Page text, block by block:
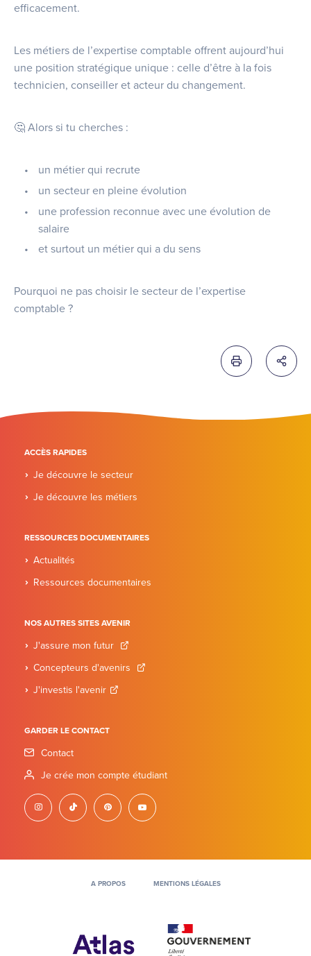
efficacement.
Les métiers de l’expertise comptable offrent aujourd’hui
une position stratégique unique : celle d’être à la fois
technicien, conseiller et acteur du changement.
🤔 Alors si tu cherches :
un métier qui recrute
un secteur en pleine évolution
une profession reconnue avec une évolution de
salaire
et surtout un métier qui a du sens
Pourquoi ne pas choisir le secteur de l’expertise
comptable ?
Imprimer cette
ACCÈS RAPIDES
Je découvre le secteur
Je découvre les métiers
RESSOURCES DOCUMENTAIRES
Actualités
Ressources documentaires
NOS AUTRES SITES AVENIR
J'assure mon futur
Concepteurs d'avenirs
J'investis l'avenir
GARDER LE CONTACT
Contact
Je crée mon compte étudiant
instagram tiktok pinterest youtube
A PROPOS MENTIONS LÉGALES